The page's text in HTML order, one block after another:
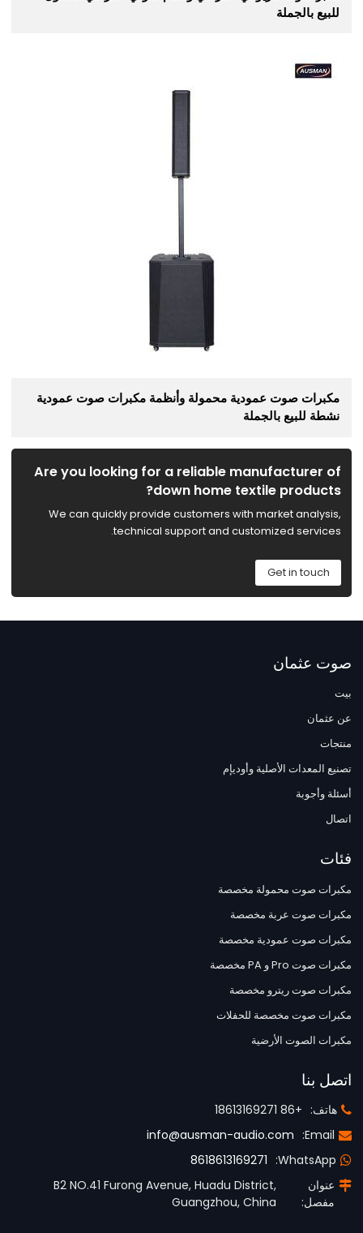
للبيع بالجملة
مكبرات صوت عمودية محمولة وأنظمة مكبرات صوت عمودية
نشطة للبيع بالجملة
Are you looking for a reliable manufacturer of
down home textile products?
We can quickly provide customers with market analysis,
technical support and customized services.
Get in touch
صوت عثمان
بيت
عن عثمان
منتجات
تصنيع المعدات الأصلية وأوديإم
أسئلة وأجوبة
اتصال
فئات
مكبرات صوت محمولة مخصصة
مكبرات صوت عربة مخصصة
مكبرات صوت عمودية مخصصة
مكبرات صوت Pro و PA مخصصة
مكبرات صوت ريترو مخصصة
مكبرات صوت مخصصة للحفلات
مكبرات الصوت الأرضية
اتصل بنا
هاتف: +86 18613169271
Email:
info@ausman-audio.com
WhatsApp:
8618613169271
عنوان
مفصل:
B2 NO.41 Furong Avenue, Huadu District,
Guangzhou, China